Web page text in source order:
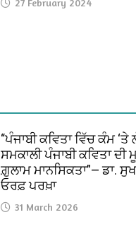
“ਪੰਜਾਬੀ ਕਵਿਤਾ ਵਿੱਚ ਕੰਮ ‘ਤੇ
ਸਮਕਾਲੀ ਪੰਜਾਬੀ ਕਵਿਤਾ ਦੀ
ਗ਼ੁਲਾਮ ਮਾਨਸਿਕਤਾ”— ਡਾ.
ਓਰਫ਼ ਪਰਖ਼ਾ
31 March 2026